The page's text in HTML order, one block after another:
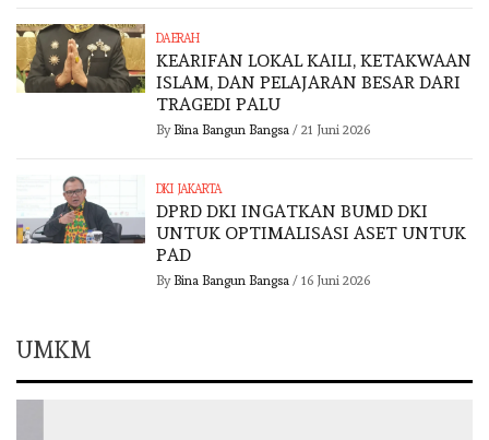
DAERAH
KEARIFAN LOKAL KAILI, KETAKWAAN
ISLAM, DAN PELAJARAN BESAR DARI
TRAGEDI PALU
By Bina Bangun Bangsa/ 21 Juni 2026
DKI JAKARTA
DPRD DKI INGATKAN BUMD DKI
UNTUK OPTIMALISASI ASET UNTUK
PAD
By Bina Bangun Bangsa/ 16 Juni 2026
UMKM